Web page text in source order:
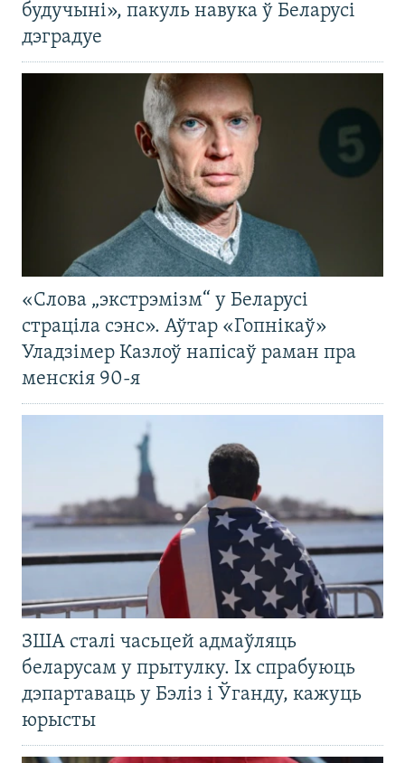
будучыні», пакуль навука ў Беларусі
дэградуе
«Слова „экстрэмізм“ у Беларусі
страціла сэнс». Аўтар «Гопнікаў»
Уладзімер Казлоў напісаў раман пра
менскія 90-я
ЗША сталі часьцей адмаўляць
беларусам у прытулку. Іх спрабуюць
дэпартаваць у Бэліз і Ўганду, кажуць
юрысты